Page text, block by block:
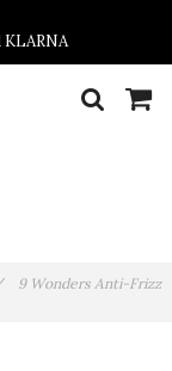
KLARNA
9 Wonders Anti-Frizz